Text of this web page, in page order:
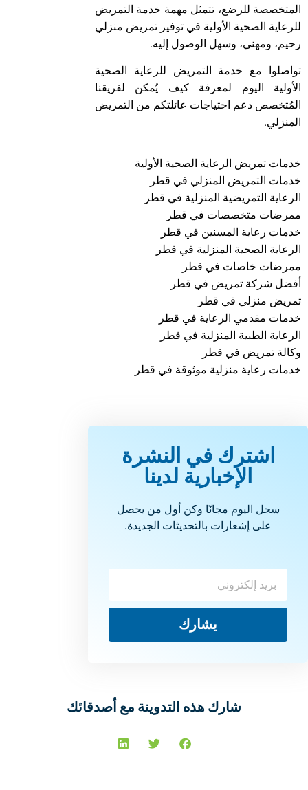
المتخصصة للرضع، تتمثل مهمة خدمة التمريض
للرعاية الصحية الأولية في توفير تمريض منزلي
رحيم، ومهني، وسهل الوصول إليه.
تواصلوا مع خدمة التمريض للرعاية الصحية
الأولية اليوم لمعرفة كيف يُمكن لفريقنا
المُتخصص دعم احتياجات عائلتكم من التمريض
المنزلي.
خدمات تمريض الرعاية الصحية الأولية
خدمات التمريض المنزلي في قطر
الرعاية التمريضية المنزلية في قطر
ممرضات متخصصات في قطر
خدمات رعاية المسنين في قطر
الرعاية الصحية المنزلية في قطر
ممرضات خاصات في قطر
أفضل شركة تمريض في قطر
تمريض منزلي في قطر
خدمات مقدمي الرعاية في قطر
الرعاية الطبية المنزلية في قطر
وكالة تمريض في قطر
خدمات رعاية منزلية موثوقة في قطر
اشترك في النشرة
الإخبارية لدينا
سجل اليوم مجانًا وكن أول من يحصل
على إشعارات بالتحديثات الجديدة.
يشارك
شارك هذه التدوينة مع أصدقائك